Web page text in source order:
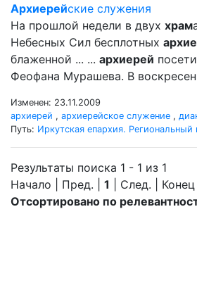
Архиерейские служения
На прошлой недели в двух храм
Небесных Сил бесплотных
блаженной ... ... архиерей
Феофана Мурашева. В
Изменен: 23.11.2009
архиерей , архиерейское служение ,
Путь: Иркутская епархия. Региональный
Результаты поиска 1 - 1 из 1
Начало | Пред. | 1 | След. | Конец
Отсортировано по